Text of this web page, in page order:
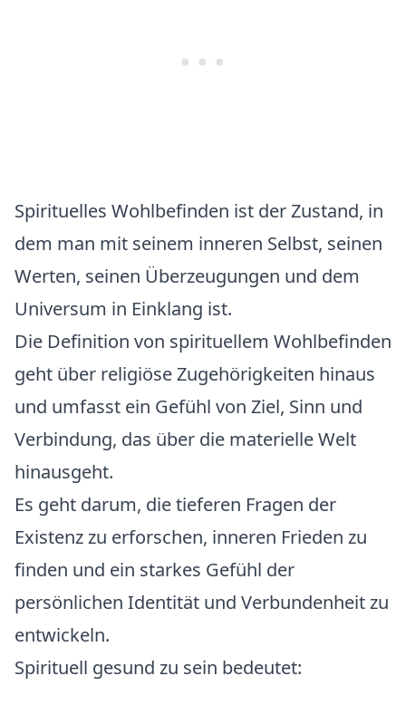
Spirituelles Wohlbefinden ist der Zustand, in
dem man mit seinem inneren Selbst, seinen
Werten, seinen Überzeugungen und dem
Universum in Einklang ist.
Die Definition von spirituellem Wohlbefinden
geht über religiöse Zugehörigkeiten hinaus
und umfasst ein Gefühl von Ziel, Sinn und
Verbindung, das über die materielle Welt
hinausgeht.
Es geht darum, die tieferen Fragen der
Existenz zu erforschen, inneren Frieden zu
finden und ein starkes Gefühl der
persönlichen Identität und Verbundenheit zu
entwickeln.
Spirituell gesund zu sein bedeutet: